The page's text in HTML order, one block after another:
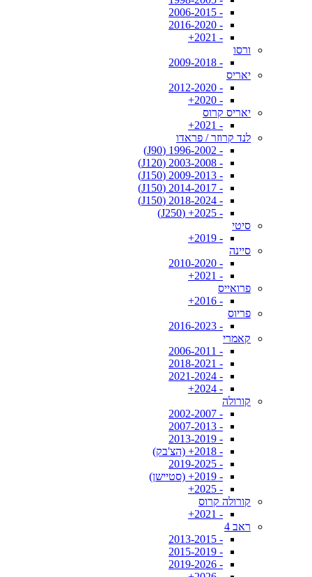
- 2006-2015
- 2016-2020
- 2021+
ורסו
- 2009-2018
יאריס
- 2012-2020
- 2020+
יאריס קרוס
- 2021+
לנד קרוזר / פראדו
- 1996-2002 (J90)
- 2003-2008 (J120)
- 2009-2013 (J150)
- 2014-2017 (J150)
- 2018-2024 (J150)
- 2025+ (J250)
סיטי
- 2019+
סיינה
- 2010-2020
- 2021+
פרואייס
- 2016+
פריוס
- 2016-2023
קאמרי
- 2006-2011
- 2018-2021
- 2021-2024
- 2024+
קורולה
- 2002-2007
- 2007-2013
- 2013-2019
- 2018+ (הצ'בק)
- 2019-2025
- 2019+ (סטיישן)
- 2025+
קורולה קרוס
- 2021+
ראב 4
- 2013-2015
- 2015-2019
- 2019-2026